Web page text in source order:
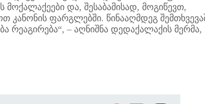
და, შესაბამისად, მოგიწევთ,
ფარგლებში. წინააღმდეგ
რეაგირება“, – აღნიშნა დედაქალაქის მერმა,